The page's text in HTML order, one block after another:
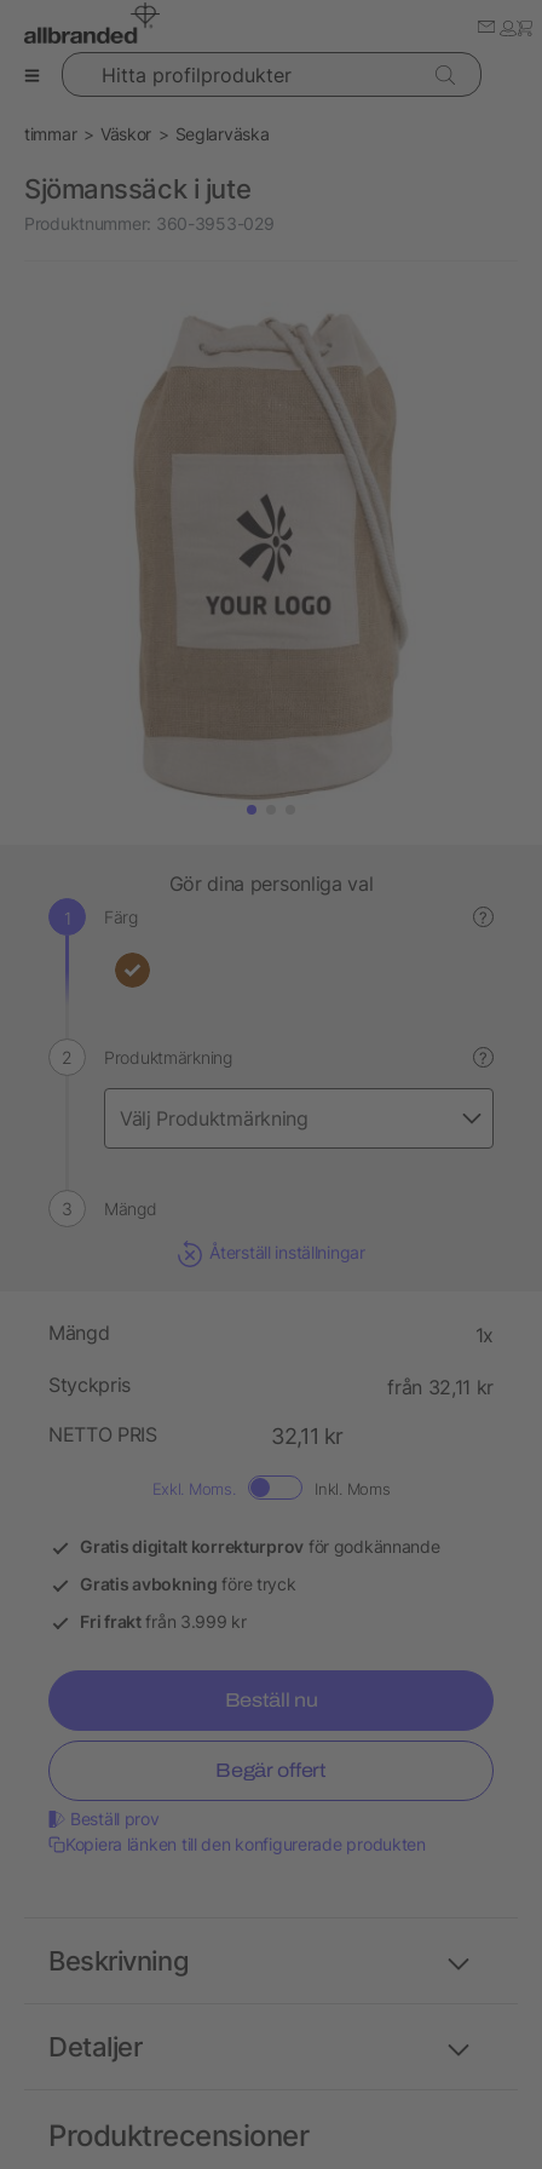
Hitta profilprodukter
timmar Väskor Seglarväska
Sjömanssäck i jute
Produktnummer: 360-3953-029
Gör dina personliga val
Färg ?
Produktmärkning ?
Mängd
Återställ inställningar
Mängd 1x
Styckpris
från 32,11 kr
NETTO PRIS
32,11 kr
Exkl. Moms. Inkl. Moms
Gratis digitalt korrekturprov för godkännande
Gratis avbokning före tryck
Fri fraktfrån 3.999 kr
Beställ nu
Begär offert
Beställ prov
Kopiera länken till den konfigurerade produkten
Detaljer
Beskrivning
Produktrecensioner